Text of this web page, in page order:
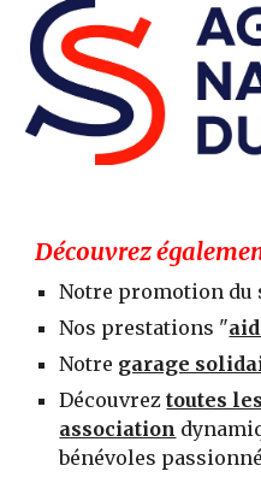
Découvrez
Notre promotion du
Nos prestations "
Notre garage
Découvreztoutes
association
bénévoles